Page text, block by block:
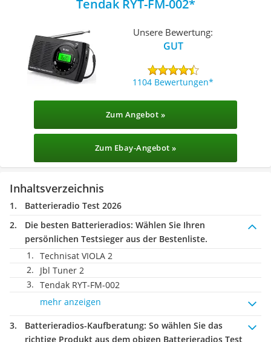
Tendak RYT-FM-002
Unsere Bewertung:
GUT
1104 Bewertungen
Zum Angebot »
Zum Ebay-Angebot »
Inhaltsverzeichnis
Batterieradio Test 2026
Die besten Batterieradios: Wählen Sie Ihren
persönlichen Testsieger aus der Bestenliste.
Technisat VIOLA 2
Jbl Tuner 2
Tendak RYT-FM-002
mehr anzeigen
Batterieradios-Kaufberatung: So wählen Sie das
richtige Produkt aus dem obigen Batterieradios Test